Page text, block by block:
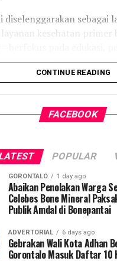
kuat atas
mendorong masyarakat
keuangan yang
diselenggarakan sebagai
kesehatan primer
), deteksi dini, serta
(TBC) yang
program ini didampingi
Rakhmatia P. Th. Kum,
S.Kep., M.Kep., dan Ns.
akademis ini
medis dan edukasi
Desa KKN-PK UNG Desa
menyampaikan bahwa
CONTINUE READING
FACEBOOK
POPULAR
GORONTALO 1 day ago
Abaikan Penolakan Warga
Celebes Bone Mineral
Publik Amdal di Bonepantai
ADVERTORIAL 6 days ago
Gebrakan Wali Kota Adhan
Gorontalo Masuk Daftar 10